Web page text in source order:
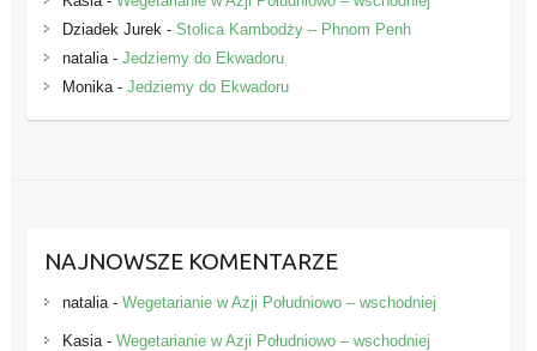
Dziadek Jurek - Stolica Kambodży – Phnom Penh
natalia- Jedziemy do Ekwadoru
Monika- Jedziemy do Ekwadoru
NAJNOWSZE KOMENTARZE
natalia- Wegetarianie w Azji Południowo – wschodniej
Kasia- Wegetarianie w Azji Południowo – wschodniej